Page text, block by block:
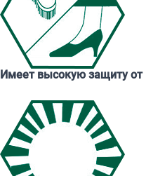
Имеет высокую защиту от